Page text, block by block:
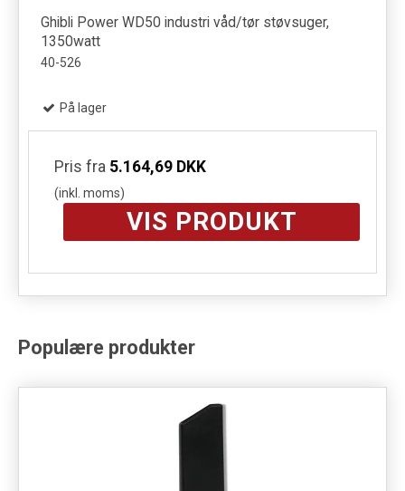
Ghibli Power WD50 industri våd/tør støvsuger,
1350watt
40-526
På lager
Pris fra 5.164,69 DKK
(inkl. moms)
VIS PRODUKT
Populære produkter